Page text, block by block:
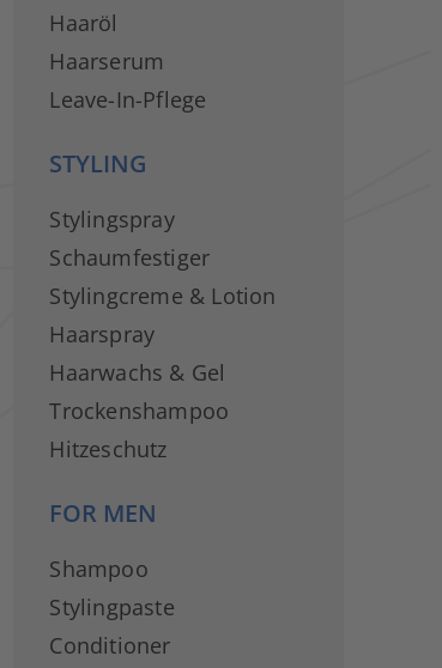
Haaröl
Haarserum
Leave-In-Pflege
STYLING
Stylingspray
Schaumfestiger
Stylingcreme & Lotion
Haarspray
Haarwachs & Gel
Trockenshampoo
Hitzeschutz
FOR MEN
Shampoo
Stylingpaste
Conditioner